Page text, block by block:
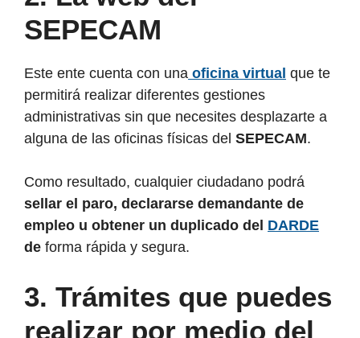
SEPECAM
Este ente cuenta con una oficina virtual que te
permitirá realizar diferentes gestiones
administrativas sin que necesites desplazarte a
alguna de las oficinas físicas del SEPECAM.
Como resultado, cualquier ciudadano podrá
sellar el paro, declararse demandante de
empleo u obtener un duplicado del DARDE
de forma rápida y segura.
3. Trámites que puedes
realizar por medio del